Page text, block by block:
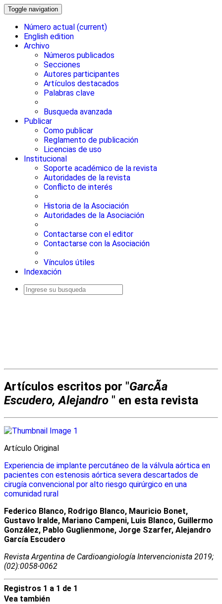
Toggle navigation
Número actual (current)
English edition
Archivo
Números publicados
Secciones
Autores participantes
Artículos destacados
Palabras clave
Busqueda avanzada
Publicar
Como publicar
Reglamento de publicación
Licencias de uso
Institucional
Soporte académico de la revista
Autoridades de la revista
Conflicto de interés
Historia de la Asociación
Autoridades de la Asociación
Contactarse con el editor
Contactarse con la Asociación
Vínculos útiles
Indexación
Artículos escritos por "GarcÃ­a
Escudero, Alejandro " en esta revista
Artículo Original
Experiencia de implante percutáneo de la válvula aórtica en
pacientes con estenosis aórtica severa descartados de
cirugía convencional por alto riesgo quirúrgico en una
comunidad rural
Federico Blanco, Rodrigo Blanco, Mauricio Bonet,
Gustavo Iralde, Mariano Campeni, Luis Blanco, Guillermo
González, Pablo Guglienmone, Jorge Szarfer, Alejandro
García Escudero
Revista Argentina de Cardioangiologí­a Intervencionista 2019;
(02):0058-0062
Registros 1 a 1 de 1
Vea también